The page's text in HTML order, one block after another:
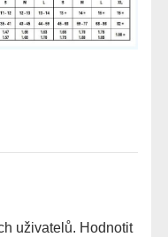
uživatelů. Hodnotit